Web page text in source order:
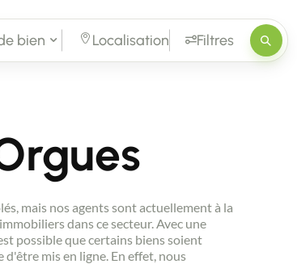
bien Localisation Filtres
mais nos agents sont actuellement à la
dans ce secteur. Avec une
possible que certains biens soient
d'être mis en ligne. En effet, nous